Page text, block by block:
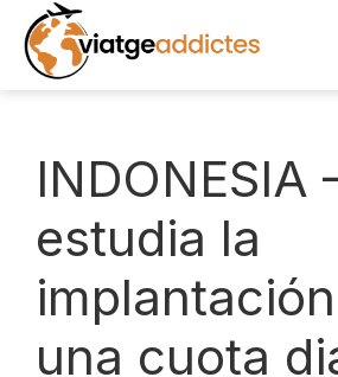
Saltar
contenido
EXCURSIONES
RECURSOS
INDONESIA
estudia la
una cuota